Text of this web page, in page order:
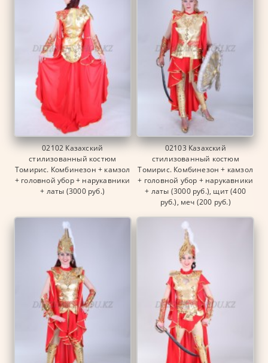
02102 Казахский
стилизованный костюм
Томирис. Комбинезон + камзол
+ головной убор + нарукавники
+ латы (3000 руб.)
02103 Казахский
стилизованный костюм
Томирис. Комбинезон + камзол
+ головной убор + нарукавники
+ латы (3000 руб.), щит (400
руб.), меч (200 руб.)